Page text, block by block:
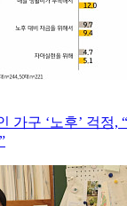
가구 ‘노후’ 걱정,